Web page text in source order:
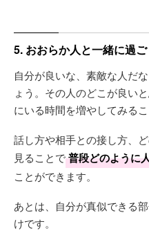
5. おおらか人と一緒に過
自分が良いな、素敵な人だ
ょう。その人のどこが良い
にいる時間を増やしてみるこ
話し方や相手との接し方、
見ることで普段どのように
ことができます。
あとは、自分が真似できる
けです。